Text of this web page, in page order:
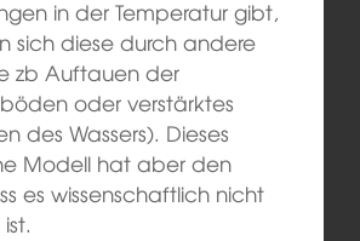
in der Temperatur gibt,
sich diese durch andere
zb Auftauen der
oder verstärktes
des Wassers). Dieses
Modell hat aber den
es wissenschaftlich nicht